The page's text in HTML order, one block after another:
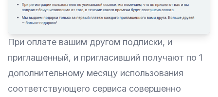
При оплате вашим другом подписки, и
приглашенный, и пригласивший получают по 1
дополнительному месяцу использования
соответствующего сервиса совершенно